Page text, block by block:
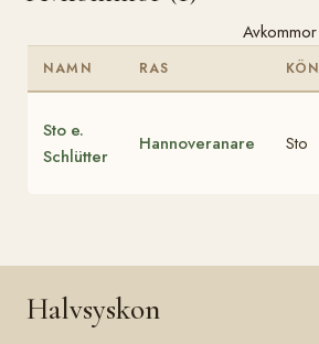
Avkommor
NAMN RAS KÖN
Sto e.
Schlütter
Hannoveranare Sto
Halvsyskon